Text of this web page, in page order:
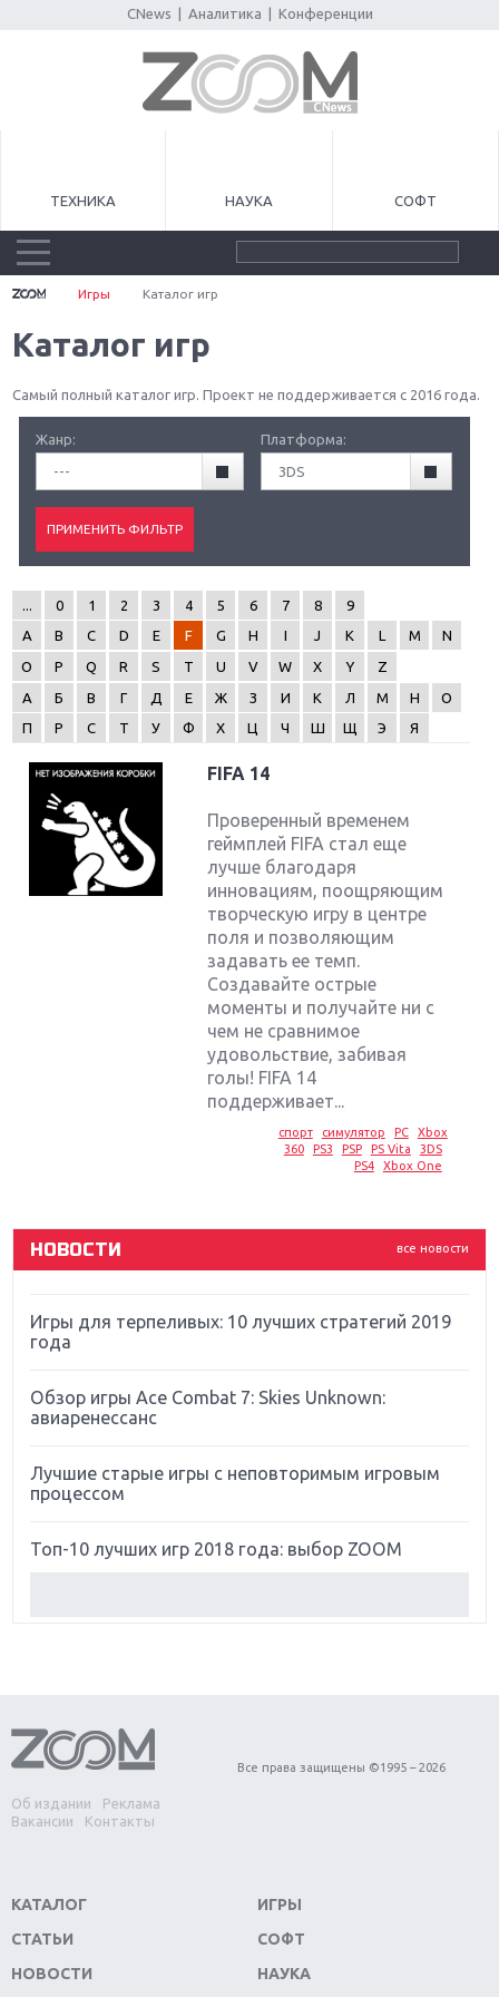
CNews Аналитика Конференции
ТЕХНИКА НАУКА СОФТ
Игры Каталог игр
Каталог игр
Самый полный каталог игр. Проект не поддерживается с 2016 года.
Жанр:
---
Платформа:
3DS
0 1 2 3 4 5 6 7 8
9
A
B C D E F G H I J K L M
N
O
P Q R S T U V W X Y
Z
А
Б В Г Д Е Ж З И К Л М Н
О
П
Р С Т У Ф Х Ц Ч Ш Щ Э Я
FIFA 14
Проверенный временем
геймплей FIFA стал еще
лучше благодаря
инновациям, поощряющим
творческую игру в центре
поля и позволяющим
задавать ее темп.
Создавайте острые
моменты и получайте ни с
чем не сравнимое
удовольствие, забивая
голы! FIFA 14
поддерживает...
спорт симулятор PC
Xbox
360
PS3 PSP PS Vita
3DS
PS4
Xbox One
все новости
НОВОСТИ
Крупнейшие релизы мая: Nintendo, Microsoft и
Новинки для Nintendo Switch: Labo, South Park и
Far Cry 5: хвалить нельзя ругать
Игры для терпеливых: 10 лучших стратегий 2019
года
Обзор игры Ace Combat 7: Skies Unknown:
авиаренессанс
Лучшие старые игры с неповторимым игровым
процессом
Топ-10 лучших игр 2018 года: выбор ZOOM
Обзор игры Forza Horizon 4: вершина эволюции
Две важных новинки для консолей: Spider-Man и
Divinity Original Sin 2
Switch
Обзор игры The Crew 2: покорение Америки
Об издании
Реклама
Вакансии
Контакты
Все права защищены ©1995 – 2026
КАТАЛОГ
СТАТЬИ
НОВОСТИ
ИГРЫ
СОФТ
НАУКА